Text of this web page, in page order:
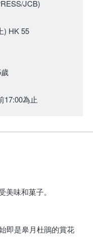
JCB)
) HK 55
17:00為止
味和菓子。
即是皋月杜鵑的賞花